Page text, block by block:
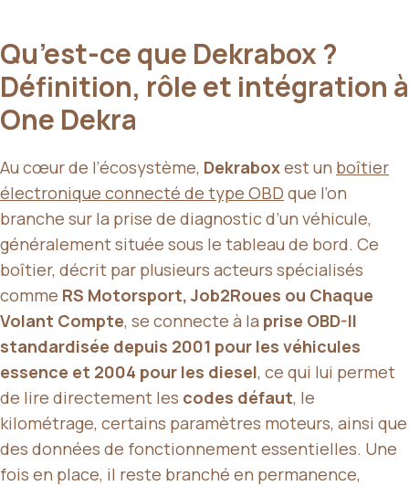
Qu’est-ce que Dekrabox ?
Définition, rôle et intégration à
One Dekra
Au cœur de l’écosystème, Dekraboxest un boîtier
électronique connecté de type OBD que l’on
branche sur la prise de diagnostic d’un véhicule,
généralement située sous le tableau de bord. Ce
boîtier, décrit par plusieurs acteurs spécialisés
comme RS Motorsport, Job2Roues ou Chaque
Volant Compte, se connecte à la prise OBD-II
standardisée depuis 2001 pour les véhicules
essence et 2004 pour les diesel, ce qui lui permet
de lire directement les codes défaut, le
kilométrage, certains paramètres moteurs, ainsi que
des données de fonctionnement essentielles. Une
fois en place, il reste branché en permanence,